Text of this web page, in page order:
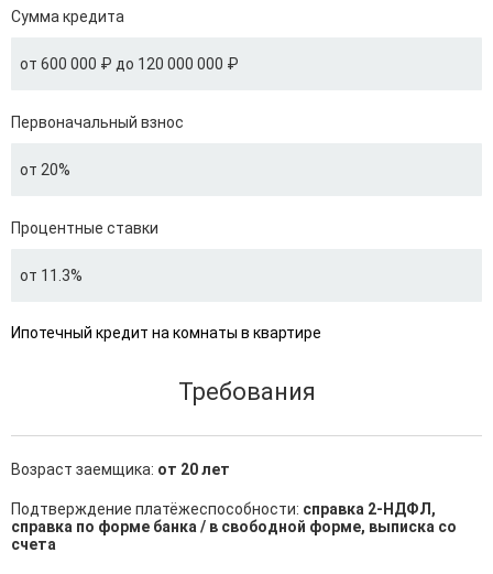
Сумма кредита
от 600 000 ₽ до 120 000 000 ₽
Первоначальный взнос
от 20%
Процентные ставки
от 11.3%
Ипотечный кредит на комнаты в квартире
Требования
Возраст заемщика: от 20 лет
Подтверждение платёжеспособности: справка 2-НДФЛ,
справка по форме банка / в свободной форме, выписка со
счета